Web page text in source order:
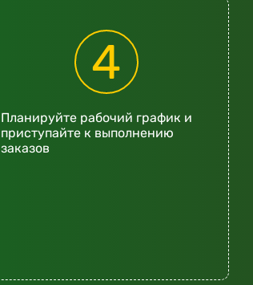
4
Планируйте рабочий график и
приступайте к выполнению
заказов